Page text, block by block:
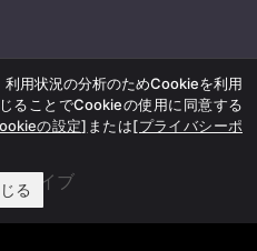
カイブ
用状況の分析のためCookieを利用
ることでCookieの使用に同意する
の設定] または[プライバシーポ
る